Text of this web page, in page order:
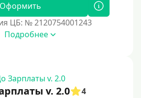
историю, важно
долги, избегать просрочек и
кредитный отчет. Также можно
кредитными картами с небольшим
кредитных обязательств
Оформить
ЦБ: № 2120754001243
Подробнее
v. 2.0
4